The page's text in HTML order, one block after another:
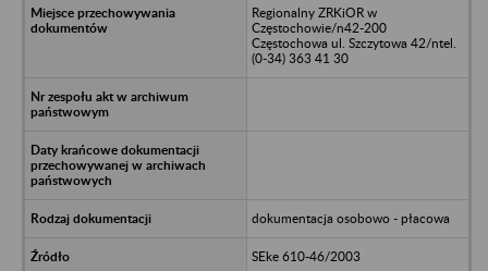
Regionalny ZRKiOR w
Częstochowie/n42-200
Częstochowa ul. Szczytowa 42/ntel.
(0-34) 363 41 30
dokumentacja osobowo - płacowa
SEke 610-46/2003